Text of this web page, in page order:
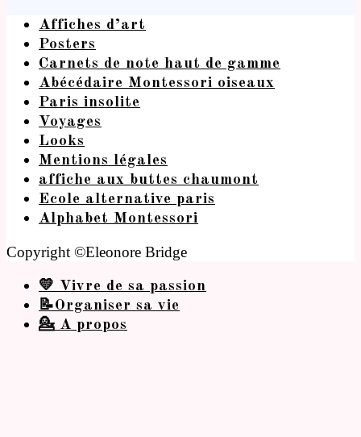
Affiches d’art
Posters
Carnets de note haut de gamme
Abécédaire Montessori oiseaux
Paris insolite
Voyages
Looks
Mentions légales
affiche aux buttes chaumont
Ecole alternative paris
Alphabet Montessori
Copyright ©Eleonore Bridge
💛 Vivre de sa passion
📝Organiser sa vie
💁 A propos